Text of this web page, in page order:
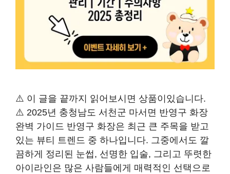
⚠️ 이 글을 끝까지 읽어보시면 상품이있습니다.
⚠️ 2025년 충청남도 서천군 마서면 반영구 화장
완벽 가이드 반영구 화장은 최근 큰 주목을 받고
있는 뷰티 트렌드 중 하나입니다. 그중에서도 깔
끔하게 정리된 눈썹, 선명한 입술, 그리고 뚜렷한
아이라인은 많은 사람들에게 매력적인 선택으로